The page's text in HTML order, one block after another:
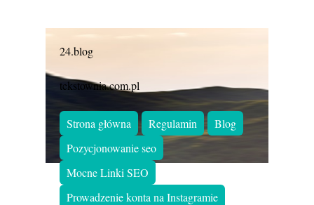
24.blog
tekstownia.com.pl
Strona główna Regulamin
Blog
Pozycjonowanie seo
Mocne Linki SEO
Prowadzenie konta na Instagramie